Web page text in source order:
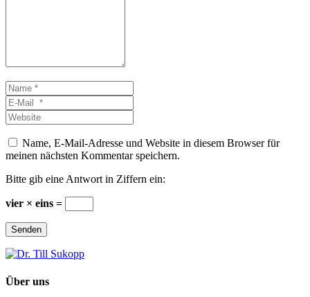
Name
*E-
Mail
*
Website
Name, E-Mail-Adresse und Website in diesem Browser für
meinen nächsten Kommentar speichern.
Bitte gib eine Antwort in Ziffern ein:
vier × eins =
Senden
Über uns